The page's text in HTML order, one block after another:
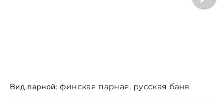
Вид парной: финская парная, русская баня